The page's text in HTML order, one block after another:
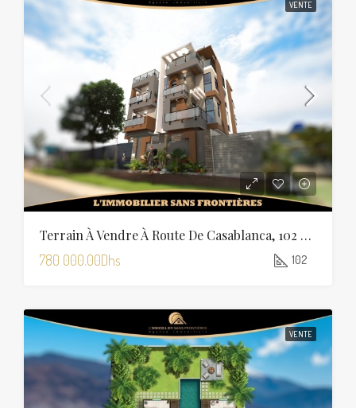
VENTE
Terrain À Vendre À Route De Casablanca, 102 M², Marrakech
780 000.00Dhs 102
VENTE